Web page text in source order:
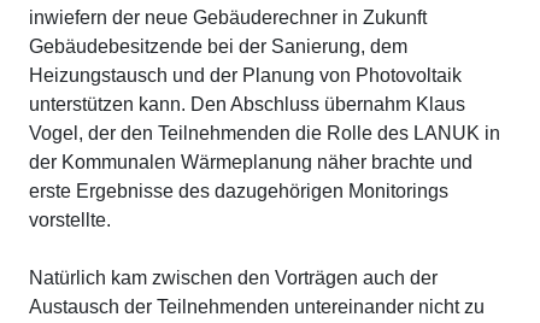
inwiefern der neue Gebäuderechner in Zukunft
Gebäudebesitzende bei der Sanierung, dem
Heizungstausch und der Planung von Photovoltaik
unterstützen kann. Den Abschluss übernahm Klaus
Vogel, der den Teilnehmenden die Rolle des LANUK in
der Kommunalen Wärmeplanung näher brachte und
erste Ergebnisse des dazugehörigen Monitorings
vorstellte.
Natürlich kam zwischen den Vorträgen auch der
Austausch der Teilnehmenden untereinander nicht zu